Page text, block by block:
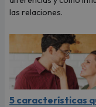
las relaciones.
5 características